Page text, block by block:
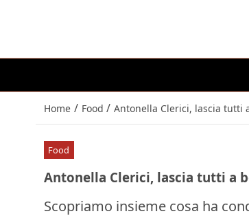
Home / Food / Antonella Clerici, lascia tutti
Food
Antonella Clerici, lascia tutti a
Scopriamo insieme cosa ha